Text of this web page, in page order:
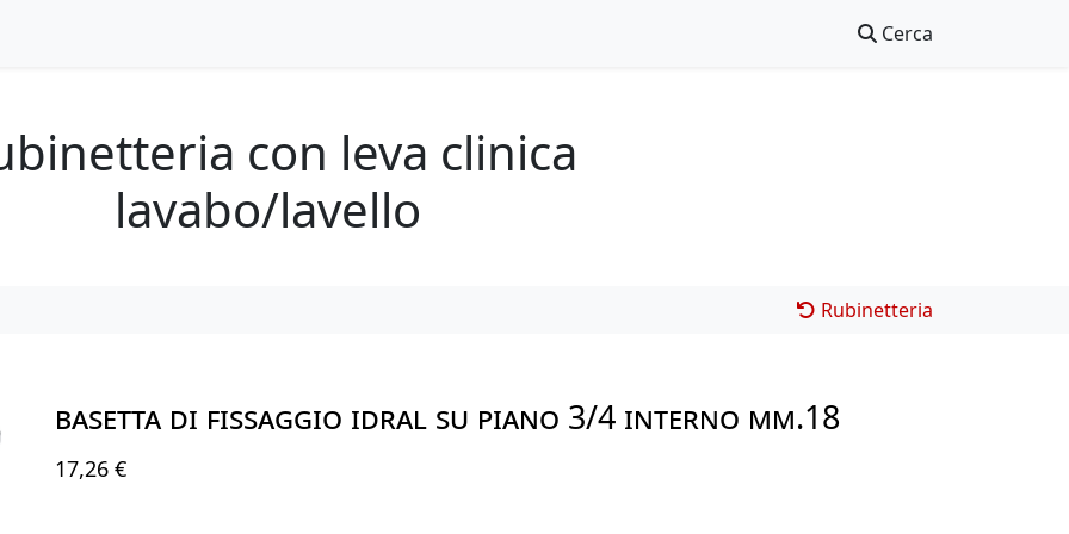
Cerca
con leva clinica
lavabo/lavello
Rubinetteria
BASETTA DI FISSAGGIO IDRAL SU PIANO 3/4 INTERNO mm.18
17,26 €